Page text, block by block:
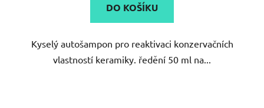
DO KOŠÍKU
Kyselý autošampon pro reaktivaci konzervačních
vlastností keramiky. ředění 50 ml na...